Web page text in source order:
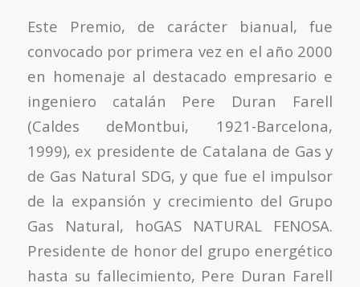
Este Premio, de carácter bianual, fue
convocado por primera vez en el año 2000
en homenaje al destacado empresario e
ingeniero catalán Pere Duran Farell
(Caldes deMontbui, 1921-Barcelona,
1999), ex presidente de Catalana de Gas y
de Gas Natural SDG, y que fue el impulsor
de la expansión y crecimiento del Grupo
Gas Natural, hoGAS NATURAL FENOSA.
Presidente de honor del grupo energético
hasta su fallecimiento, Pere Duran Farell